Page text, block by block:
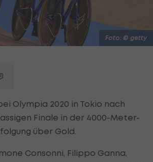
Foto: © getty
Olympia 2020 in Tokio nach
Finale in der 4000-Meter-
über Gold.
Consonni, Filippo Ganna,